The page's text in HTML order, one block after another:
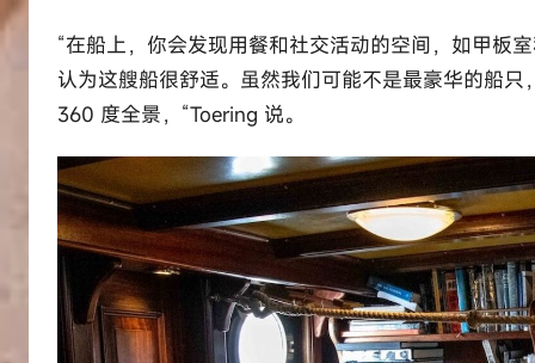
“在船上，你会发现用餐和社交活动的空间，如甲板
认为这艘船很舒适。虽然我们可能不是最豪华的船
360 度全景，“Toering 说。